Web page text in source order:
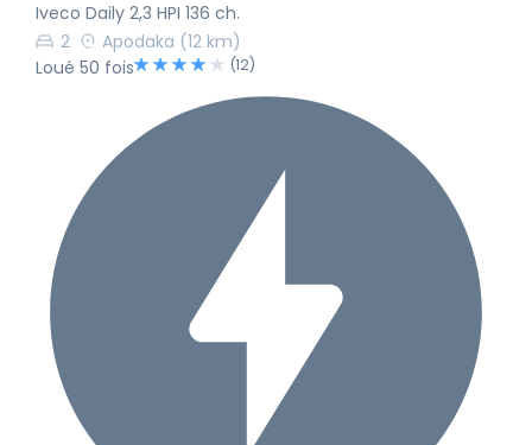
Iveco Daily 2,3 HPI 136 ch.
2
Apodaka (12 km)
Loué 50 fois
(12)